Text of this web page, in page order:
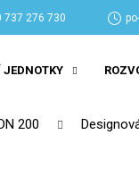
737 276 730
JEDNOTKY
200